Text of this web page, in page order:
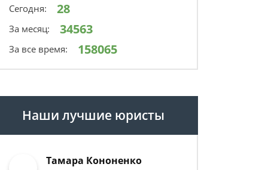
Сегодня: 28
За месяц: 34563
За все время: 158065
Наши лучшие юристы
Тамара Кононенко